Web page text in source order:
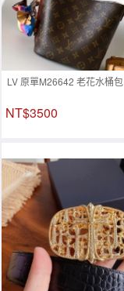
LV 原單M26642 老花水桶包
NT$3500